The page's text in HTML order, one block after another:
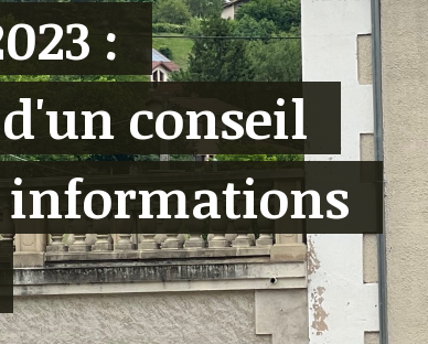
:
conseil